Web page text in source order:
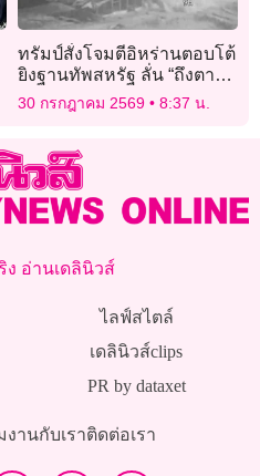
ทรัมป์สั่งโจมตีอิหร่านตอบโต้
ยิงฐานทัพสหรัฐ ลั่น “ถึงตา
เอาคืน”
30 กรกฎาคม 2569 8:37 น.
ง อ่านเดลินิวส์
ไลฟ์สไตล์
เดลินิวส์clips
PR by dataxet
งานกับเราติดต่อเรา